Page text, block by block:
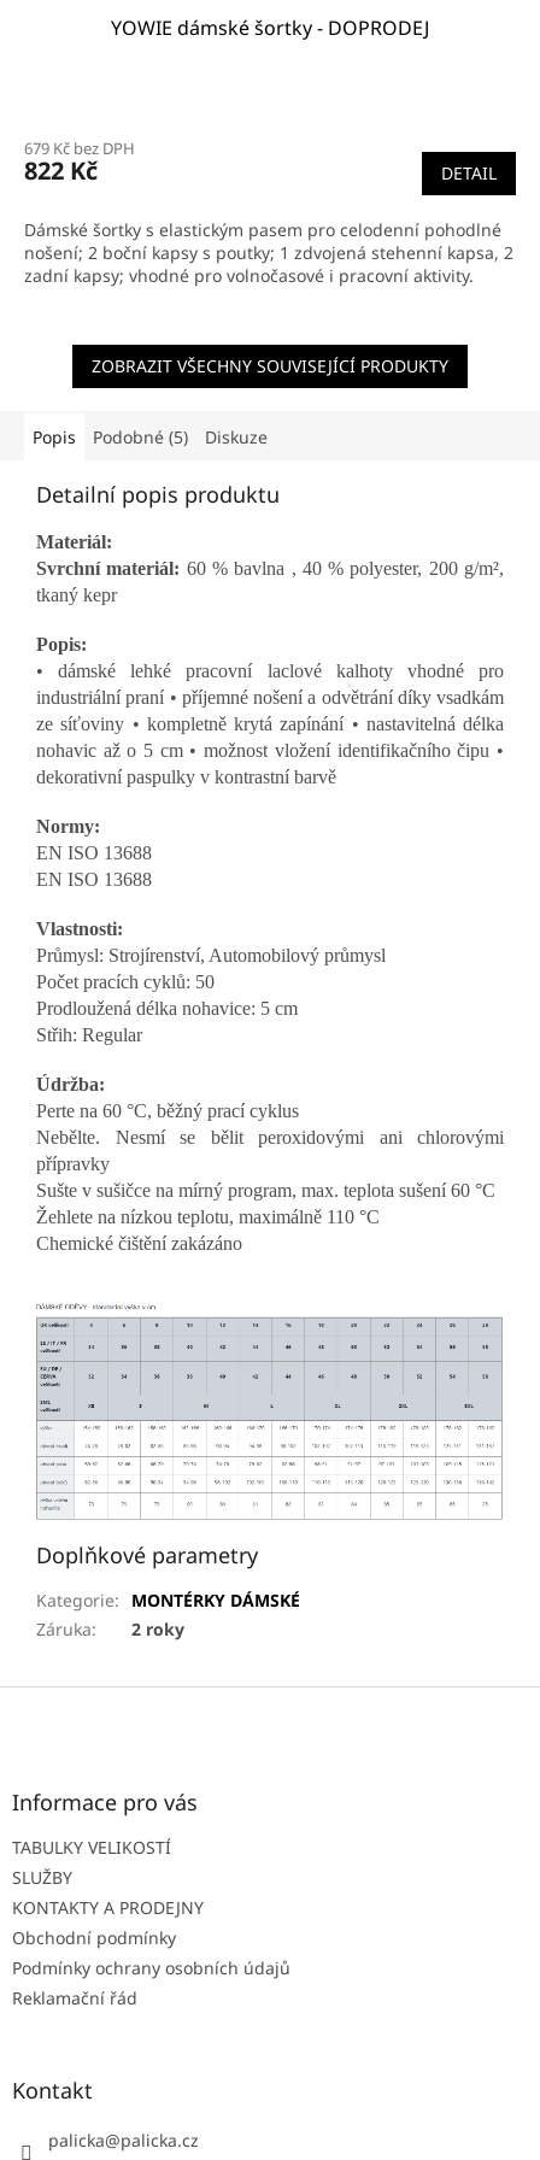
YOWIE dámské šortky - DOPRODEJ
679 Kč bez DPH
822 Kč DETAIL
Dámské šortky s elastickým pasem pro celodenní pohodlné
nošení; 2 boční kapsy s poutky; 1 zdvojená stehenní kapsa, 2
zadní kapsy; vhodné pro volnočasové i pracovní aktivity.
ZOBRAZIT VŠECHNY SOUVISEJÍCÍ PRODUKTY
Popis Podobné (5) Diskuze
Detailní popis produktu
Materiál:
Svrchní materiál: 60 % bavlna , 40 % polyester, 200 g/m²,
tkaný kepr
Popis:
• dámské lehké pracovní laclové kalhoty vhodné pro
industriální praní • příjemné nošení a odvětrání díky vsadkám
ze síťoviny • kompletně krytá zapínání • nastavitelná délka
nohavic až o 5 cm • možnost vložení identifikačního čipu •
dekorativní paspulky v kontrastní barvě
Normy:
EN ISO 13688
EN ISO 13688
Vlastnosti:
Průmysl: Strojírenství, Automobilový průmysl
Počet pracích cyklů: 50
Prodloužená délka nohavice: 5 cm
Střih: Regular
Údržba:
Perte na 60 °C, běžný prací cyklus
Nebělte. Nesmí se bělit peroxidovými ani chlorovými
přípravky
Sušte v sušičce na mírný program, max. teplota sušení 60 °C
Žehlete na nízkou teplotu, maximálně 110 °C
Chemické čištění zakázáno
Doplňkové parametry
Kategorie:
MONTÉRKY DÁMSKÉ
Záruka: 2 roky
Z
Informace pro vás
TABULKY VELIKOSTÍ
SLUŽBY
KONTAKTY A PRODEJNY
Obchodní podmínky
Podmínky ochrany osobních údajů
Reklamační řád
Kontakt
palicka@palicka.cz